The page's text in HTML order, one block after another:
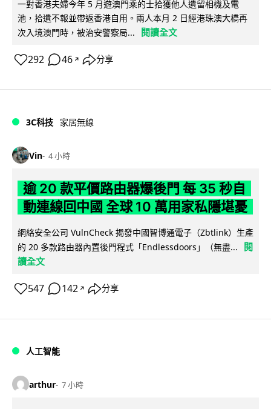
一對香港夫婦今年 5 月遊澳門乘的士拾獲他人遺留相機及電
池，拾遺不報並帶返香港自用。兩人本月 2 日經港珠澳大橋再
次入境澳門時，被治安警察局...
閱讀全文
292 46 ↗ 分享
3C科技 家居無線
Vin 4 小時
逾 20 款平價路由器爆後門 每 35 秒自
動連線回中國 全球 10 萬用家私隱堪憂
網絡安全公司 VulnCheck 揭發中國智博通電子（Zbtlink）生產
的 20 多款路由器內置後門程式「Endlessdoors」（無盡...
閱
讀全文
547 142 ↗ 分享
人工智能
arthur 7 小時